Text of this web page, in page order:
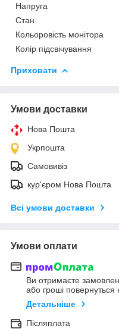
Напруга
Стан
Кольоровість монітора
Колір підсвічування
Приховати
Умови доставки
Нова Пошта
Укрпошта
Самовивіз
кур'єром Нова Пошта
Всі умови доставки
Умови оплати
Ви отримаєте
або гроші повернуться
Детальніше
Післяплата